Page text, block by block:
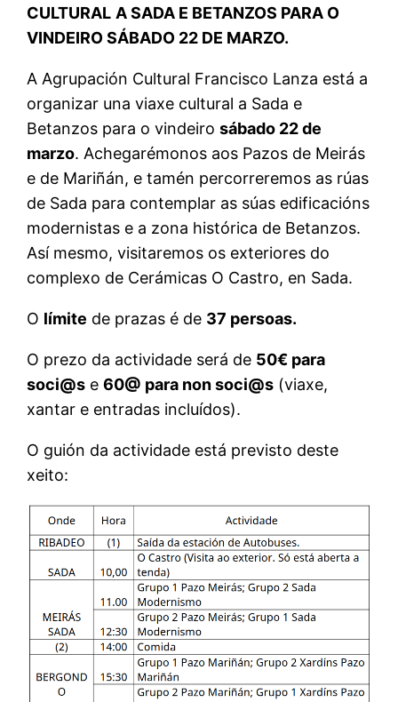
CULTURAL A SADA E BETANZOS PARA O
VINDEIRO SÁBADO 22 DE MARZO.
A Agrupación Cultural Francisco Lanza está a
organizar una viaxe cultural a Sada e
Betanzos para o vindeirosábado 22 de
marzo. Achegarémonos aos Pazos de Meirás
e de Mariñán, e tamén percorreremos as rúas
de Sada para contemplar as súas edificacións
modernistas e a zona histórica de Betanzos.
Así mesmo, visitaremos os exteriores do
complexo de Cerámicas O Castro, en Sada.
O límite de prazas é de 37 persoas.
O prezo da actividade será de 50€ para
soci@s e60@ para non soci@s (viaxe,
xantar e entradas incluídos).
O guión da actividade está previsto deste
xeito: